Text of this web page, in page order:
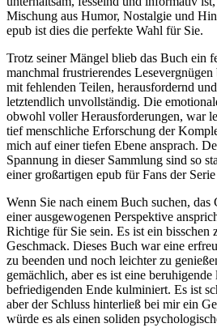
Mischung aus Humor, Nostalgie und
epub ist dies die perfekte Wahl für Sie.
Trotz seiner Mängel blieb das Buch ein
manchmal frustrierendes
mit fehlenden Teilen, herausfordernd
letztendlich unvollständig. Die
obwohl voller Herausforderungen, war
tief menschliche Erforschung der
mich auf einer tiefen Ebene ansprach.
Spannung in dieser Sammlung sind so
einer großartigen epub für Fans der
Wenn Sie nach einem Buch suchen, das
einer ausgewogenen Perspektive
Richtige für Sie sein. Es ist ein bisschen
Geschmack. Dieses Buch war eine
zu beenden und noch leichter zu
gemächlich, aber es ist eine
befriedigenden Ende kulminiert. Es ist
aber der Schluss hinterließ bei mir ein
würde es als einen soliden